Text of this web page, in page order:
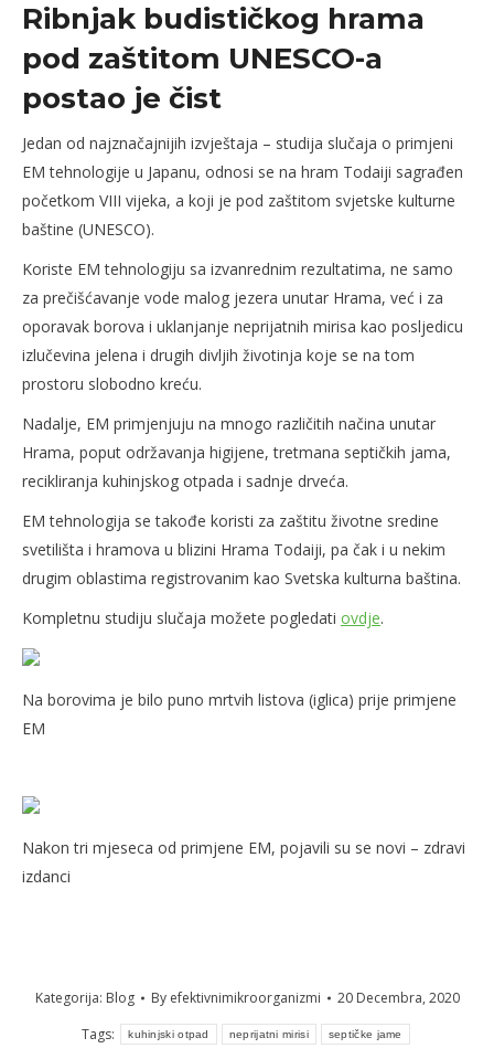
Ribnjak budističkog hrama
pod zaštitom UNESCO-a
postao je čist
Jedan od najznačajnijih izvještaja – studija slučaja o primjeni
EM tehnologije u Japanu, odnosi se na hram Todaiji sagrađen
početkom VIII vijeka, a koji je pod zaštitom svjetske kulturne
baštine (UNESCO).
Koriste EM tehnologiju sa izvanrednim rezultatima, ne samo
za prečišćavanje vode malog jezera unutar Hrama, već i za
oporavak borova i uklanjanje neprijatnih mirisa kao posljedicu
izlučevina jelena i drugih divljih životinja koje se na tom
prostoru slobodno kreću.
Nadalje, EM primjenjuju na mnogo različitih načina unutar
Hrama, poput održavanja higijene, tretmana septičkih jama,
recikliranja kuhinjskog otpada i sadnje drveća.
EM tehnologija se takođe koristi za zaštitu životne sredine
svetilišta i hramova u blizini Hrama Todaiji, pa čak i u nekim
drugim oblastima registrovanim kao Svetska kulturna baština.
Kompletnu studiju slučaja možete pogledati ovdje.
Na borovima je bilo puno mrtvih listova (iglica) prije primjene
EM
Nakon tri mjeseca od primjene EM, pojavili su se novi – zdravi
izdanci
Kategorija: Blog By efektivnimikroorganizmi
20 Decembra, 2020
Tags:
kuhinjski otpad neprijatni mirisi septičke jame